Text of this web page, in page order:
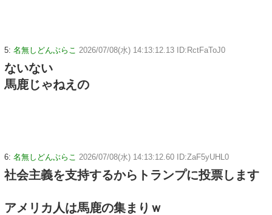
5: 名無しどんぶらこ 2026/07/08(水) 14:13:12.13 ID:RctFaToJ0
ないない
馬鹿じゃねえの
6: 名無しどんぶらこ 2026/07/08(水) 14:13:12.60 ID:ZaF5yUHL0
社会主義を支持するからトランプに投票します
アメリカ人は馬鹿の集まりｗ